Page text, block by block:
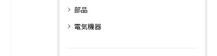
部品
電気機器